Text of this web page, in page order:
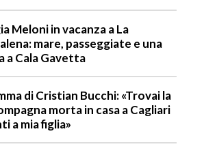
Meloni in vacanza a La
mare, passeggiate e una
a Cala Gavetta
di Cristian Bucchi: «Trovai la
morta in casa a Cagliari
a mia figlia»